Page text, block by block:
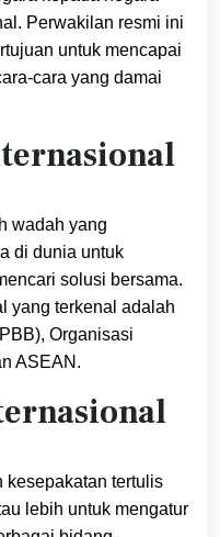
Perwakilan resmi ini
untuk mencapai
cara yang damai
wadah yang
di dunia untuk
solusi bersama.
yang terkenal adalah
Organisasi
ASEAN.
kesepakatan tertulis
lebih untuk mengatur